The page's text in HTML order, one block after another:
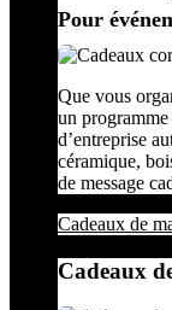
Pour
Que vous
un
d’entreprise
céramique,
de message
Cadeaux de
Cadeaux